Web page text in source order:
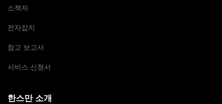
소책자
전자잡지
참고 보고서
서비스 신청서
한스만 소개